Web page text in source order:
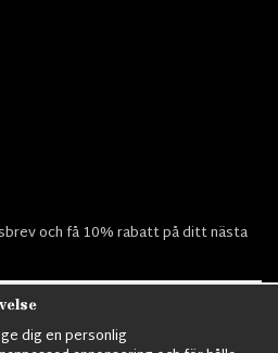
och få 10% rabatt på ditt nästa
dig en personlig